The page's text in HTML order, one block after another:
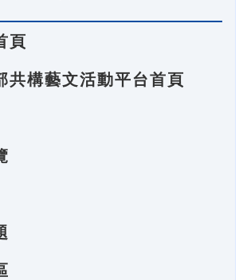
頁
共構藝文活動平台首頁